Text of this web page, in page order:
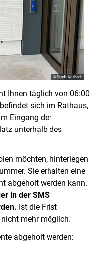
© Stadt Korbach
Ihnen täglich von 06:00
sich im Rathaus,
Eingang der
unterhalb des
möchten, hinterlegen
Sie erhalten eine
abgeholt werden kann.
in der SMS
Ist die Frist
mehr möglich.
abgeholt werden: